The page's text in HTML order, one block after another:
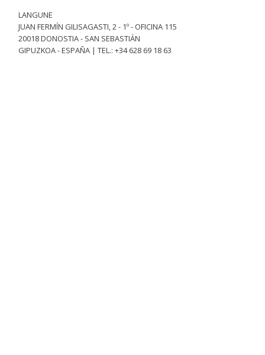
LANGUNE
JUAN FERMÍN GILISAGASTI, 2 - 1º - OFICINA 115
20018 DONOSTIA - SAN SEBASTIÁN
GIPUZKOA - ESPAÑA | TEL.: +34 628 69 18 63